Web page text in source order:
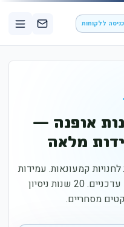
כניסה ללקוחות
אופנה —
מלאה
קמעונאות. עמידות
לתנועה כבדה, ניקיון קל וגוונים עדכניים. 20 שנות ניסיון
מסחריים.